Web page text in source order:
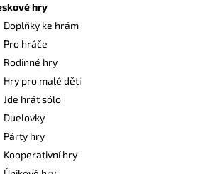
hry
Doplňky ke hrám
Pro hráče
Rodinné hry
Hry pro malé děti
Jde hrát sólo
Duelovky
Párty hry
Kooperativní hry